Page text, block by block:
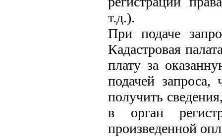
т.д.).
При подаче
Кадастровая
плату за
подачей запроса,
получить
в орган
произведенной